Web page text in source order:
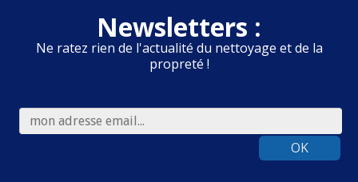
Newsletters :
Ne ratez rien de l'actualité du nettoyage et de la
propreté !
OK